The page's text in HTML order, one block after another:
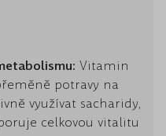
Vitamin
potravy na
využívat sacharidy,
celkovou vitalitu